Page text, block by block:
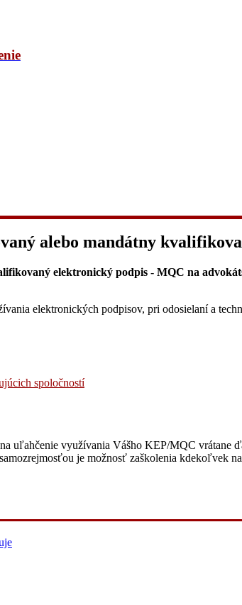
alebo mandátny
elektronický podpis - MQC na
elektronických podpisov, pri odosielaní a
spoločností
uľahčenie využívania Vášho KEP/MQC vrátane
je možnosť zaškolenia kdekoľvek